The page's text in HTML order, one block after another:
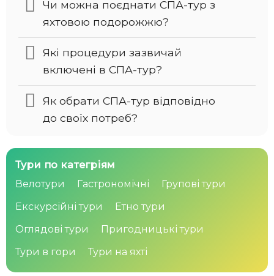
Чи можна поєднати СПА-тур з
яхтовою подорожжю?
Які процедури зазвичай
включені в СПА-тур?
Як обрати СПА-тур відповідно
до своїх потреб?
Тури по категріям
Велотури
Гастрономічні
Групові тури
Екскурсійні тури
Етно тури
Оглядові тури
Пригодницькі тури
Тури в гори
Тури на яхті